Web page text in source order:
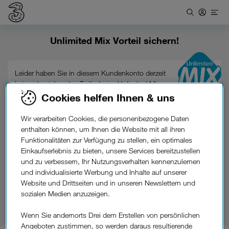
Unlimited Mix Vorteil sichern!
Leider haben Sie in diesem Kundenkonto derzeit
keinen bestehenden Tarif, der im Unlimited Mix
enthalten ist. Wie sich das eventuell ändern lässt,
erfahren Sie beim Drei Service-Team order im
Shop.
Weiter
Drei Shop finden
Cookies helfen Ihnen & uns
Wir verarbeiten Cookies, die personenbezogene Daten
enthalten können, um Ihnen die Website mit all ihren
Funktionalitäten zur Verfügung zu stellen, ein optimales
Einkaufserlebnis zu bieten, unsere Services bereitzustellen
und zu verbessern, Ihr Nutzungsverhalten kennenzulernen
und individualisierte Werbung und Inhalte auf unserer
Website und Drittseiten und in unseren Newslettern und
sozialen Medien anzuzeigen.
Wenn Sie andernorts Drei dem Erstellen von persönlichen
Angeboten zustimmen, so werden daraus resultierende